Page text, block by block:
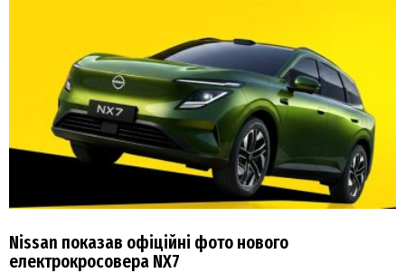
Nissan показав офіційні фото нового
електрокросовера NX7